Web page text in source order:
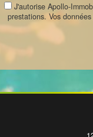
J'autorise Apollo-
prestations. Vos